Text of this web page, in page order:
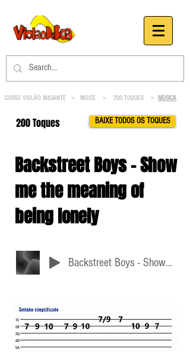
CURSO VIOLÃO INICIANTE > ÍNDICE > 200 TOQUES > MÚSICA
200 Toques BAIXE TODOS OS TOQUES
Backstreet Boys - Show
me the meaning of
being lonely
Backstreet Boys - Show me the meaning of being lonely